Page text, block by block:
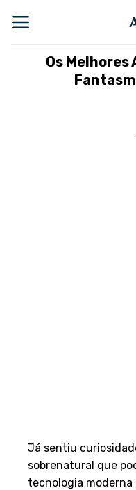
Os
Já sentiu
sobrenatural que
tecnologia